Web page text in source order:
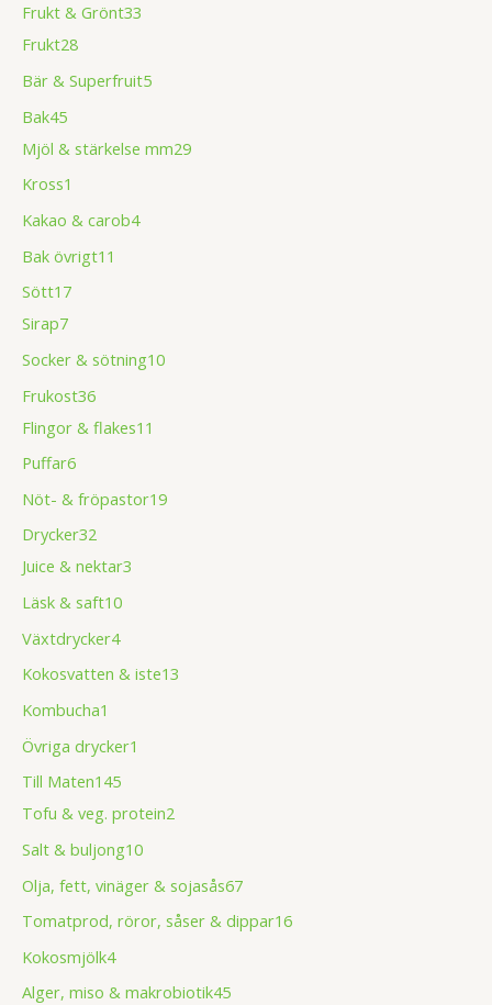
Frukt & Grönt33
Frukt28
Bär & Superfruit5
Bak45
Mjöl & stärkelse mm29
Kross1
Kakao & carob4
Bak övrigt11
Sött17
Sirap7
Socker & sötning10
Frukost36
Flingor & flakes11
Puffar6
Nöt- & fröpastor19
Drycker32
Juice & nektar3
Läsk & saft10
Växtdrycker4
Kokosvatten & iste13
Kombucha1
Övriga drycker1
Till Maten145
Tofu & veg. protein2
Salt & buljong10
Olja, fett, vinäger & sojasås67
Tomatprod, röror, såser & dippar16
Kokosmjölk4
Alger, miso & makrobiotik45